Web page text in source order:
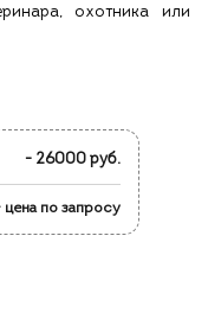
охотника или
- 26000 руб.
по запросу